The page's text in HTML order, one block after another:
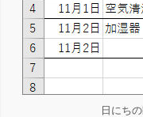
日にち